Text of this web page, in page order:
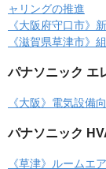
ャリングの推進
《大阪府守口市》
《滋賀県草津市》
パナソニック エ
《大阪》電気設備
パナソニック
《草津》ルームエ